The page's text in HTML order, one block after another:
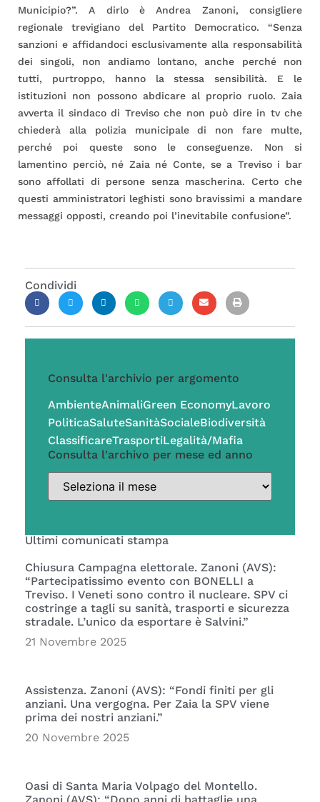
Municipio?”. A dirlo è Andrea Zanoni, consigliere
regionale trevigiano del Partito Democratico. “Senza
sanzioni e affidandoci esclusivamente alla responsabilità
dei singoli, non andiamo lontano, anche perché non
tutti, purtroppo, hanno la stessa sensibilità. E le
istituzioni non possono abdicare al proprio ruolo. Zaia
avverta il sindaco di Treviso che non può dire in tv che
chiederà alla polizia municipale di non fare multe,
perché poi queste sono le conseguenze. Non si
lamentino perciò, né Zaia né Conte, se a Treviso i bar
sono affollati di persone senza mascherina. Certo che
questi amministratori leghisti sono bravissimi a mandare
messaggi opposti, creando poi l’inevitabile confusione”.
Condividi
Consulta l'archivio per argomento
AmbienteAnimaliGreen EconomyLavoro
PoliticaSaluteSanitàSocialeBiodiversità
ClassificareTrasportiLegalità/Mafia
Consulta l'archivo per mese ed anno
Ultimi comunicati stampa
Chiusura Campagna elettorale. Zanoni (AVS):
“Partecipatissimo evento con BONELLI a
Treviso. I Veneti sono contro il nucleare. SPV ci
costringe a tagli su sanità, trasporti e sicurezza
stradale. L’unico da esportare è Salvini.”
21 Novembre 2025
Assistenza. Zanoni (AVS): “Fondi finiti per gli
anziani. Una vergogna. Per Zaia la SPV viene
prima dei nostri anziani.”
20 Novembre 2025
Oasi di Santa Maria Volpago del Montello.